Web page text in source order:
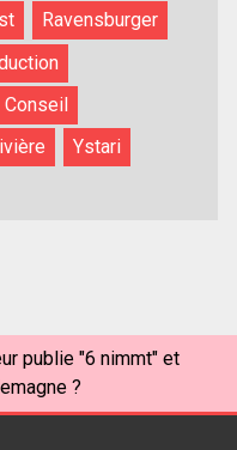
Ravensburger
Ystari
publie "6 nimmt" et
?